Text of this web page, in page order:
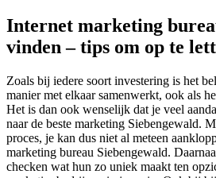
Internet marketing
vinden – tips om op te
Zoals bij iedere soort investering is het
manier met elkaar samenwerkt, ook als
Het is dan ook wenselijk dat je veel
naar de beste marketing Siebengewald.
proces, je kan dus niet al meteen
marketing bureau Siebengewald.
checken wat hun zo uniek maakt ten